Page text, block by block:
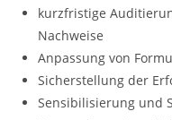
kurzfristige
Nachweise
Anpassung von
Sicherstellung der
Sensibilisierung und